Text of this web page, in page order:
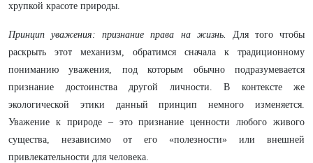
хрупкой красоте природы.
Принцип уважения: признание права на жизнь. Для того чтобы
раскрыть этот механизм, обратимся сначала к традиционному
пониманию уважения, под которым обычно подразумевается
признание достоинства другой личности. В контексте же
экологической этики данный принцип немного изменяется.
Уважение к природе – это признание ценности любого живого
существа, независимо от его «полезности» или внешней
привлекательности для человека.